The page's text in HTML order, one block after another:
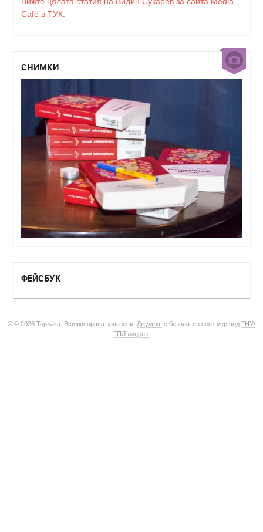
Cafe в ТУК.
СНИМКИ
ФЕЙСБУК
© © 2026 Торлака. Всички права запазени. Джумла! е безплатен софтуер под ГНУ/
ГПЛ лиценз.